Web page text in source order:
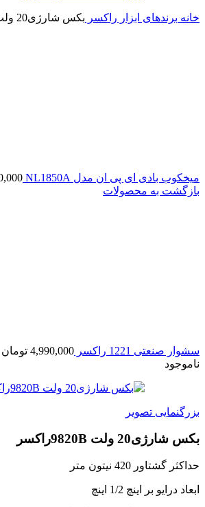
خانه برندهای ابزار راکسر بکس شارژی20 ولت 9820Bراکسر
میخکوب بادی ای پی ان مدل NL1850A
بازگشت به محصولات
سشوار صنعتی 1221 راکسر 4,990,000 تومان
ناموجود
بزرگنمایی تصویر
بکس شارژی20 ولت 9820Bراکسر
حداکثر گشتاور 420 نیتون متر
ابعاد درایو بر اینچ 1/2 اینچ